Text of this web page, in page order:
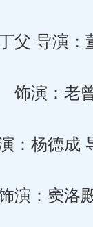
演：董
：老曾
德成 导
窦洛殿